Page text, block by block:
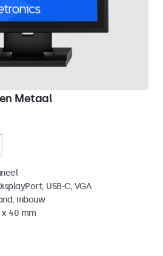
Metaal
USB-C, VGA
inbouw
x 40 mm